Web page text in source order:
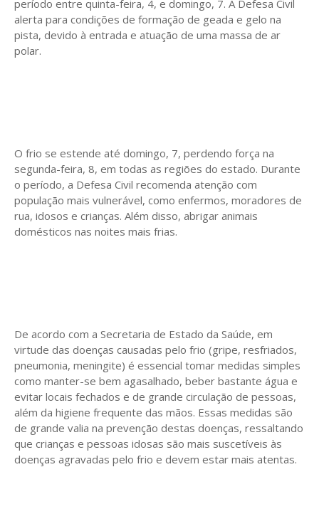
período entre quinta-feira, 4, e domingo, 7. A Defesa Civil
alerta para condições de formação de geada e gelo na
pista, devido à entrada e atuação de uma massa de ar
polar.
O frio se estende até domingo, 7, perdendo força na
segunda-feira, 8, em todas as regiões do estado. Durante
o período, a Defesa Civil recomenda atenção com
população mais vulnerável, como enfermos, moradores de
rua, idosos e crianças. Além disso, abrigar animais
domésticos nas noites mais frias.
De acordo com a Secretaria de Estado da Saúde, em
virtude das doenças causadas pelo frio (gripe, resfriados,
pneumonia, meningite) é essencial tomar medidas simples
como manter-se bem agasalhado, beber bastante água e
evitar locais fechados e de grande circulação de pessoas,
além da higiene frequente das mãos. Essas medidas são
de grande valia na prevenção destas doenças, ressaltando
que crianças e pessoas idosas são mais suscetíveis às
doenças agravadas pelo frio e devem estar mais atentas.